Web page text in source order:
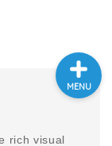
rich visual
MENU